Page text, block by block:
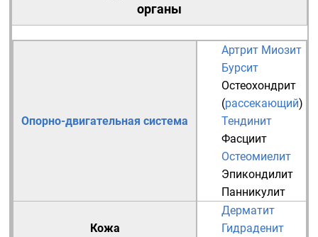
органы
Опорно-двигательная система
Артрит Миозит
Бурсит
Остеохондрит
(рассекающий)
Тендинит
Фасциит
Остеомиелит
Эпикондилит
Панникулит
Кожа
Дерматит
Гидраденит